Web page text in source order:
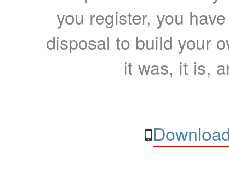
you register, you
disposal to build your
it was, it is,